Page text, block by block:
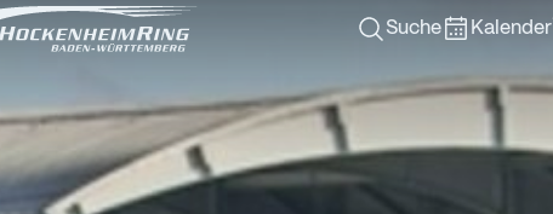
Suche Kalender